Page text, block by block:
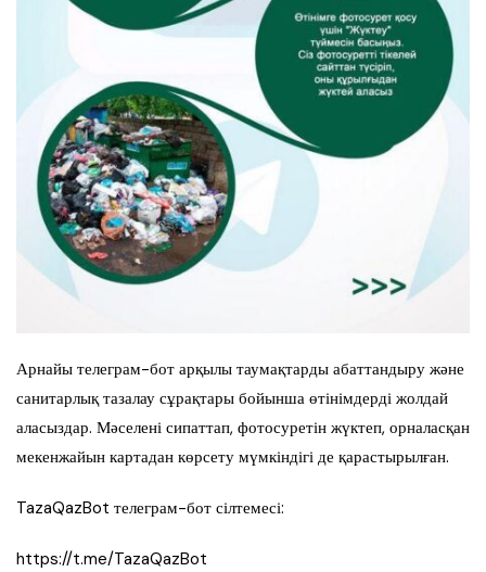
Арнайы телеграм-бот арқылы таумақтарды абаттандыру және
санитарлық тазалау сұрақтары бойынша өтінімдерді жолдай
аласыздар. Мәселені сипаттап, фотосуретін жүктеп, орналасқан
мекенжайын картадан көрсету мүмкіндігі де қарастырылған.
TazaQazBot телеграм-бот сілтемесі:
https://t.me/TazaQazBot